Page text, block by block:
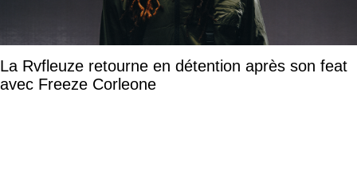
La Rvfleuze retourne en détention après son feat
avec Freeze Corleone